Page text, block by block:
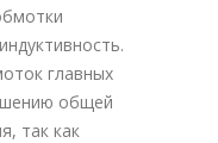
главных
общей
так как